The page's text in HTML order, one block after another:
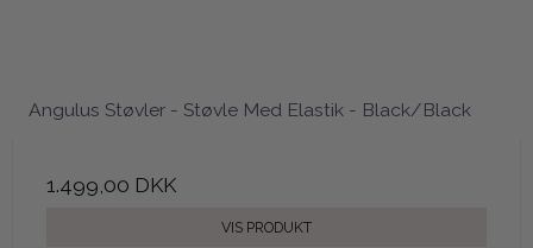
Angulus Støvler - Støvle Med Elastik - Black/Black
1.499,00 DKK
VIS PRODUKT